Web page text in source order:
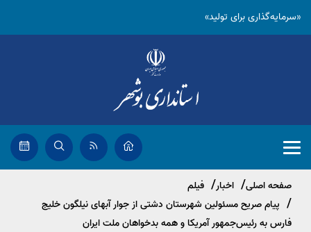
«سرمایه‌گذاری برای تولید»
صفحه اصلی اخبار
فیلم
پیام صریح مسئولین شهرستان دشتی از جوار آبهای نیلگون خلیج
فارس به رئیس‌جمهور آمریکا و همه بدخواهان ملت ایران